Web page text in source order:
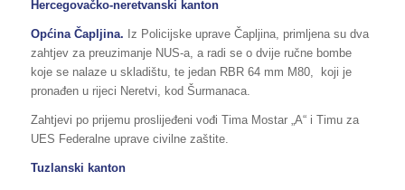
Hercegovačko-neretvanski kanton
Općina Čapljina. Iz Policijske uprave Čapljina, primljena su dva
zahtjev za preuzimanje NUS-a, a radi se o dvije ručne bombe
koje se nalaze u skladištu, te jedan RBR 64 mm M80, koji je
pronađen u rijeci Neretvi, kod Šurmanaca.
Zahtjevi po prijemu proslijeđeni vođi Tima Mostar „A“ i Timu za
UES Federalne uprave civilne zaštite.
Tuzlanski kanton